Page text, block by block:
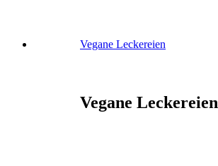
Vegane Leckereien
Vegane Leckereien